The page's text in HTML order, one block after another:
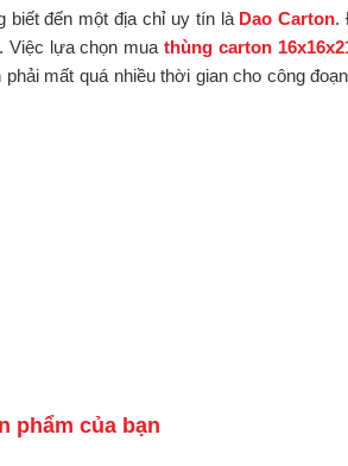
biết đến một địa chỉ uy tín là Dao Carton.
Việc lựa chọn muathùng carton
mất quá nhiều thời gian cho công
phẩm của bạn